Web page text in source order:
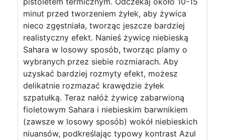
minut przed tworzeniem żyłek, aby żywica
nieco zgęstniała, tworząc jeszcze bardziej
realistyczny efekt. Nanieś żywicę niebieską
Sahara w losowy sposób, tworząc plamy o
wybranych przez siebie rozmiarach. Aby
uzyskać bardziej rozmyty efekt, możesz
delikatnie rozmazać krawędzie żyłek
szpatułką. Teraz nałóż żywicę zabarwioną
fioletowym Sahara i niebieskim barwnikiem
(zawsze w losowy sposób) wokół niebieskich
niuansów, podkreślając typowy kontrast Azul